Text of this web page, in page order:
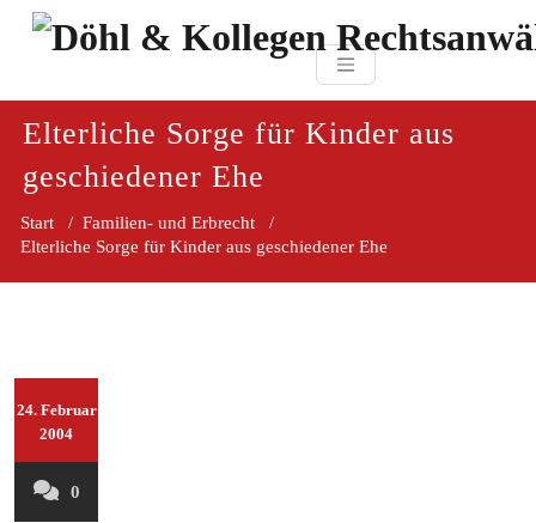
Zum
Döhl & Kollegen
Elterliche Sorge für Kinder aus
geschiedener Ehe
Start / Familien- und Erbrecht /
Elterliche Sorge für Kinder aus geschiedener Ehe
24. Februar
2004
0